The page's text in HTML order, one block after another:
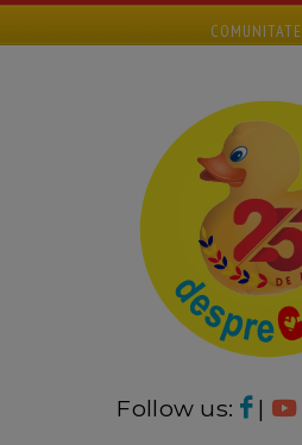
COMUNITATE
Follow us: |